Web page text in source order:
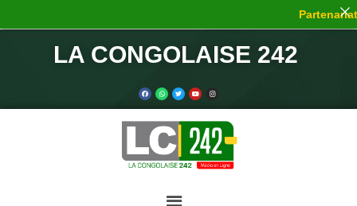
LA CONGOLAISE 242
Partenariat